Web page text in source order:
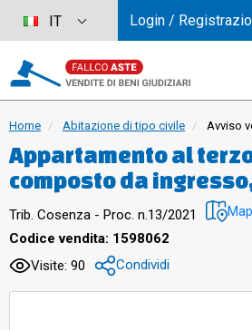
Home Abitazione di tipo civile Avviso
Appartamento al
composto da
soggiorno, cucina, tre
letto, due bagni,
balconi. Sup. comm.
Occupato
Trib. Cosenza - Proc. n.13/2021
Codice vendita: 1598062
Visite: 90
Condividi
IT Login /